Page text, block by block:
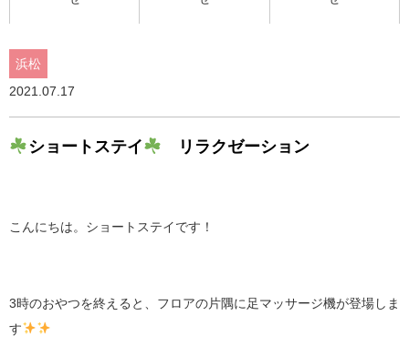
浜松
2021.07.17
ショートステイ リラクゼーション
こんにちは。ショートステイです！
3時のおやつを終えると、フロアの片隅に足マッサージ機が登場しま
す